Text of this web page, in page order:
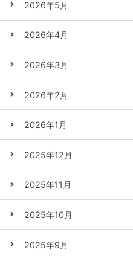
2026年5月
2026年4月
2026年3月
2026年2月
2026年1月
2025年12月
2025年11月
2025年10月
2025年9月